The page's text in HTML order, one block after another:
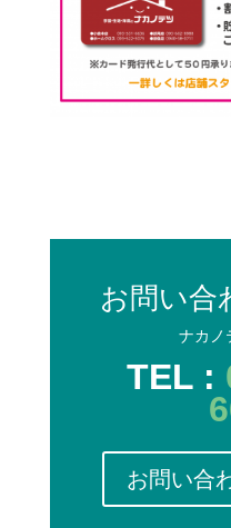
お問い合
ナカノ
TEL :
お問い合